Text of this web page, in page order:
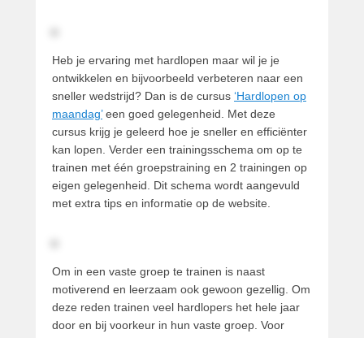
Heb je ervaring met hardlopen maar wil je je
ontwikkelen en bijvoorbeeld verbeteren naar een
sneller wedstrijd? Dan is de cursus ‘Hardlopen op
maandag’een goed gelegenheid. Met deze
cursus krijg je geleerd hoe je sneller en efficiënter
kan lopen. Verder een trainingsschema om op te
trainen met één groepstraining en 2 trainingen op
eigen gelegenheid. Dit schema wordt aangevuld
met extra tips en informatie op de website.
Om in een vaste groep te trainen is naast
motiverend en leerzaam ook gewoon gezellig. Om
deze reden trainen veel hardlopers het hele jaar
door en bij voorkeur in hun vaste groep. Voor